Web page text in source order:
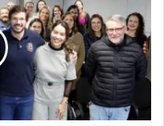
profissionais.